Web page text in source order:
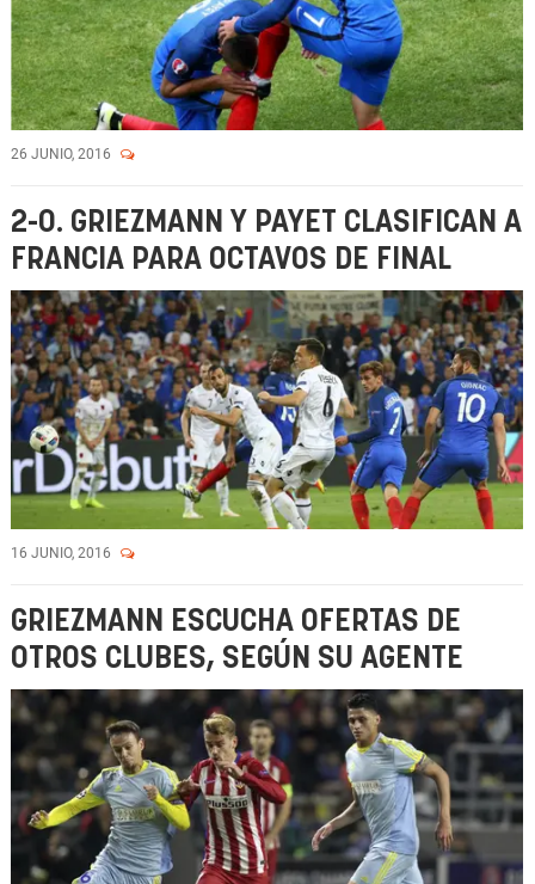
26 JUNIO, 2016
2-0. GRIEZMANN Y PAYET CLASIFICAN A
FRANCIA PARA OCTAVOS DE FINAL
16 JUNIO, 2016
GRIEZMANN ESCUCHA OFERTAS DE
OTROS CLUBES, SEGÚN SU AGENTE